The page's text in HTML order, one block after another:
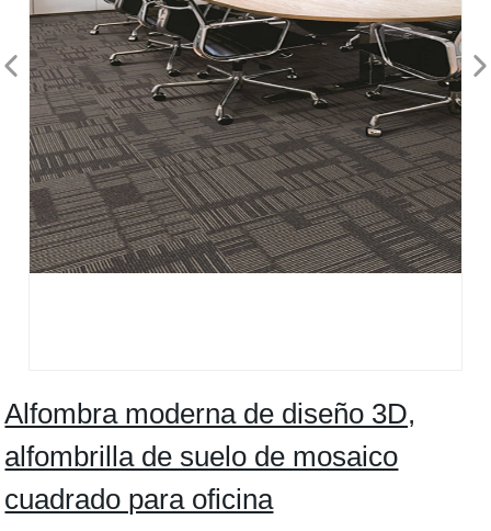
Alfombra moderna de diseño 3D,
alfombrilla de suelo de mosaico
cuadrado para oficina